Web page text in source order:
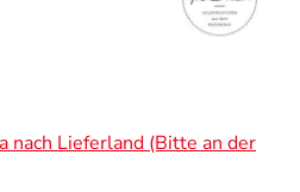
nach Lieferland (Bitte an der